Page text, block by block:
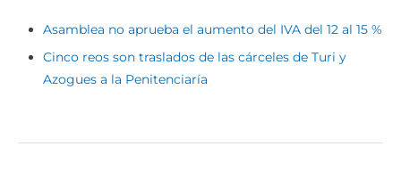
Asamblea no aprueba el aumento del IVA del 12 al 15 %
Cinco reos son traslados de las cárceles de Turi y
Azogues a la Penitenciaría